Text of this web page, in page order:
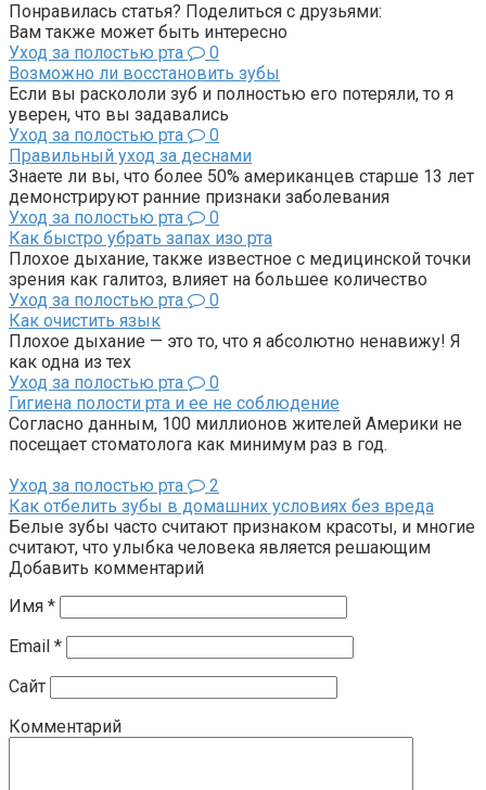
Понравилась статья? Поделиться с друзьями:
Вам также может быть интересно
Уход за полостью рта
0
Возможно ли восстановить зубы
Если вы раскололи зуб и полностью его потеряли, то я
уверен, что вы задавались
Уход за полостью рта
0
Правильный уход за деснами
Знаете ли вы, что более 50% американцев старше 13 лет
демонстрируют ранние признаки заболевания
Уход за полостью рта
0
Как быстро убрать запах изо рта
Плохое дыхание, также известное с медицинской точки
зрения как галитоз, влияет на большее количество
Уход за полостью рта
0
Как очистить язык
Плохое дыхание — это то, что я абсолютно ненавижу! Я
как одна из тех
Уход за полостью рта
0
Гигиена полости рта и ее не соблюдение
Согласно данным, 100 миллионов жителей Америки не
посещает стоматолога как минимум раз в год.
Уход за полостью рта
2
Как отбелить зубы в домашних условиях без вреда
Белые зубы часто считают признаком красоты, и многие
считают, что улыбка человека является решающим
Добавить комментарий
Имя *
Email *
Сайт
Комментарий